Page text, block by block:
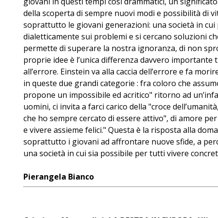
della scoperta di sempre nuovi modi e possibilità di
soprattutto le giovani generazioni: una società in
dialetticamente sui problemi e si cercano soluzioni
permette di superare la nostra ignoranza, di non
proprie idee è l’unica differenza davvero importante
all’errore. Einstein va alla caccia dell’errore e fa
in queste due grandi categorie : fra coloro che
propone un impossibile ed acritico" ritorno ad
uomini, ci invita a farci carico della "croce
che ho sempre cercato di essere attivo", di amore
e vivere assieme felici." Questa è la risposta alla
soprattutto i giovani ad affrontare nuove sfide, a
una società in cui sia possibile per tutti vivere
Pierangela Bianco